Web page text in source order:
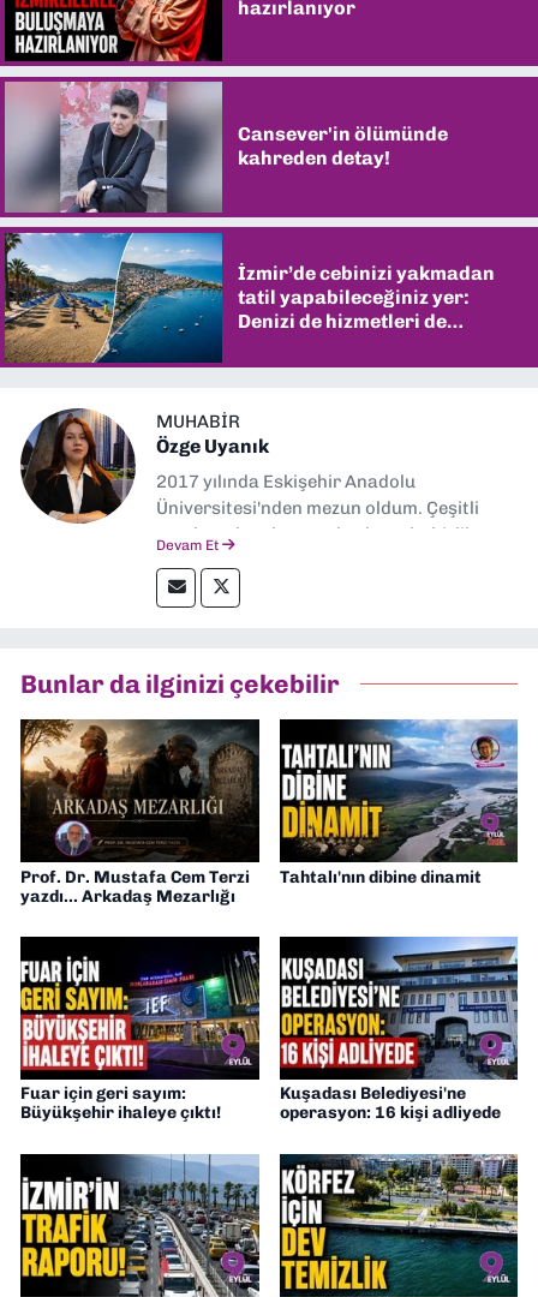
hazırlanıyor
Cansever'in ölümünde
kahreden detay!
İzmir’de cebinizi yakmadan
tatil yapabileceğiniz yer:
Denizi de hizmetleri de
MUHABIR
Özge Uyanık
2017 yılında Eskişehir Anadolu
Üniversitesi'nden mezun oldum. Çeşitli
yerel ve ulusal gazetelerde muhabirlik
hakları alanlarında haberler üretmeye
odaklanıyorum.
Devam Et
Bunlar da ilginizi çekebilir
Prof. Dr. Mustafa Cem Terzi
yazdı... Arkadaş Mezarlığı
Tahtalı'nın dibine dinamit
Fuar için geri sayım:
Büyükşehir ihaleye çıktı!
Kuşadası Belediyesi'ne
operasyon: 16 kişi adliyede